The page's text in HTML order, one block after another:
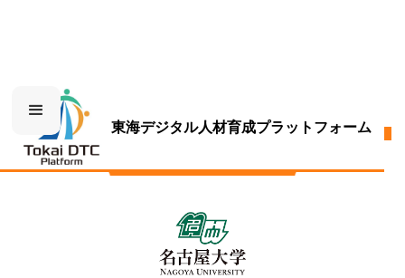
東海デジタル人材育成プラットフォーム